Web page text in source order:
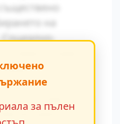
на
Социално-
оказват
на
разказ,
за пълен